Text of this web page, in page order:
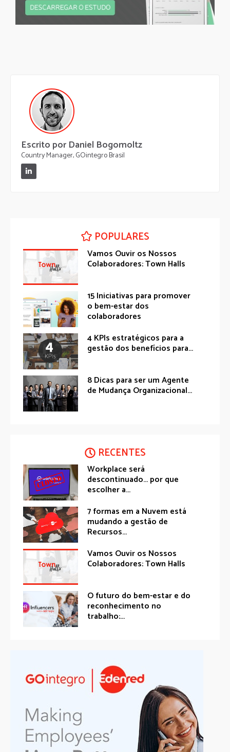
Escrito por Daniel Bogomoltz
Country Manager, GOintegro Brasil
POPULARES
Vamos Ouvir os Nossos
Colaboradores: Town Halls
15 Iniciativas para promover
o bem-estar dos
colaboradores
4 KPIs estratégicos para a
gestão dos benefícios para...
8 Dicas para ser um Agente
de Mudança Organizacional...
RECENTES
Workplace será
descontinuado… por que
escolher a...
7 formas em a Nuvem está
mudando a gestão de
Recursos...
Vamos Ouvir os Nossos
Colaboradores: Town Halls
O futuro do bem-estar e do
reconhecimento no
trabalho:...